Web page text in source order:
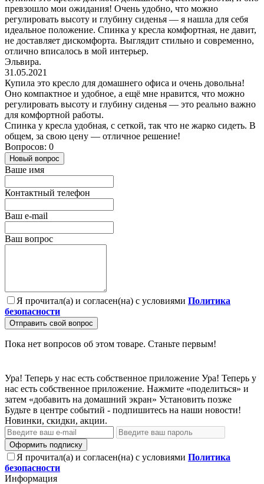
превзошло мои ожидания! Очень удобно, что можно
регулировать высоту и глубину сиденья — я нашла для себя
идеальное положение. Спинка у кресла комфортная, не давит,
не доставляет дискомфорта. Выглядит стильно и современно,
отлично вписалось в мой интерьер.
Эльвира.
31.05.2021
Купила это кресло для домашнего офиса и очень довольна!
Оно компактное и удобное, а ещё мне нравится, что можно
регулировать высоту и глубину сиденья — это реально важно
для комфортной работы.
Спинка у кресла удобная, с сеткой, так что не жарко сидеть. В
общем, за свою цену — отличное решение!
Вопросов: 0
Новый вопрос
Ваше имя
Контактный телефон
Ваш e-mail
Ваш вопрос
Я прочитал(а) и согласен(на) с условиями Политика
безопасности
Отправить свой вопрос
Пока нет вопросов об этом товаре. Станьте первым!
Ура! Теперь у нас есть собственное приложение Ура! Теперь у
нас есть собственное приложение. Нажмите «поделиться» и
затем «добавить на домашний экран» Установить позже
Будьте в центре событий - подпишитесь на наши новости!
Новинки, скидки, акции.
Оформить подписку
Я прочитал(а) и согласен(на) с условиями Политика
безопасности
Информация